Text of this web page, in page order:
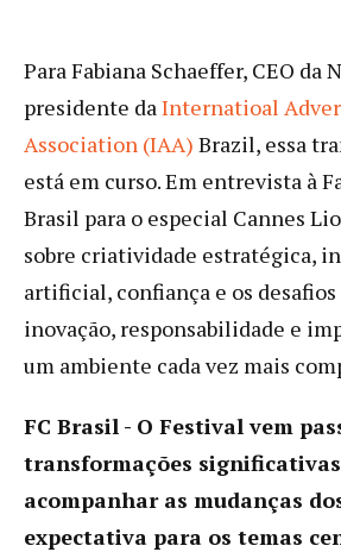
Para Fabiana Schaeffer, CEO da
presidente daInternatioal
Association (IAA) Brazil, essa
está em curso. Em entrevista à
Brasil para o especial Cannes
sobre criatividade estratégica,
artificial, confiança e os
inovação, responsabilidade e
um ambiente cada vez mais
FC Brasil - O Festival vem
transformações
acompanhar as mudanças
expectativa para os temas